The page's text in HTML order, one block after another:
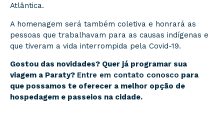
Atlântica.
A homenagem será também coletiva e honrará as
pessoas que trabalhavam para as causas indígenas e
que tiveram a vida interrompida pela Covid-19.
Gostou das novidades? Quer já programar sua
viagem a Paraty? Entre em contato conosco para
que possamos te oferecer a melhor opção de
hospedagem e passeios na cidade.